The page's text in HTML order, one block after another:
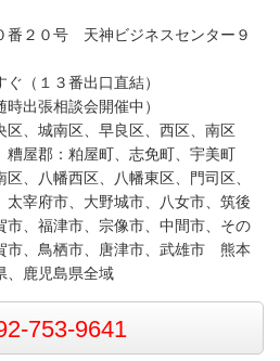
番２０号 天神ビジネスセンター９
（１３番出口直結）
時出張相談会開催中）
区、城南区、早良区、西区、南区
屋郡：粕屋町、志免町、宇美町
、八幡西区、八幡東区、門司区、
宰府市、大野城市、八女市、筑後
市、福津市、宗像市、中間市、その
、鳥栖市、唐津市、武雄市 熊本
、鹿児島県全域
753-9641